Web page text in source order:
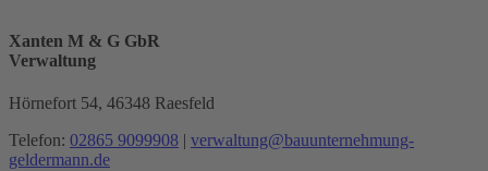
Xanten M & G GbR
Verwaltung
Hörnefort 54, 46348 Raesfeld
Telefon: 02865 9099908 | verwaltung@bauunternehmung-
geldermann.de